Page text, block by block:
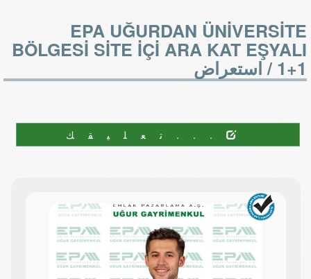
EPA UĞURDAN ÜNİVERSİTE
BÖLGESİ SİTE İÇİ ARA KAT EŞYALI
1+1 / استعراض
...تعليقك